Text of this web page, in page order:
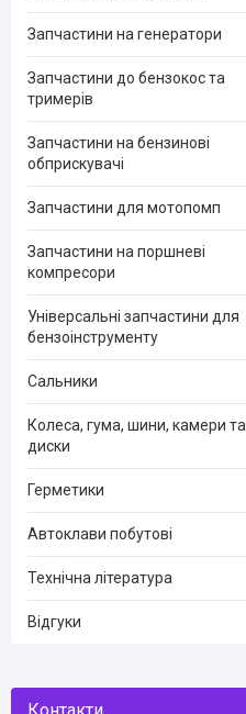
Запчастини на генератори
Запчастини до бензокос та
тримерів
Запчастини на бензинові
обприскувачі
Запчастини для мотопомп
Запчастини на поршневі
компресори
Універсальні запчастини для
бензоінструменту
Сальники
Колеса, гума, шини, камери та
диски
Герметики
Автоклави побутові
Технічна література
Відгуки